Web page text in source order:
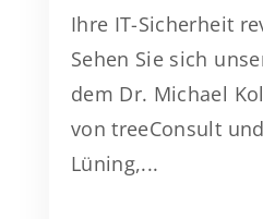
Ihre IT-Sicherheit
Sehen Sie sich
dem Dr. Michael
von treeConsult
Lüning,...